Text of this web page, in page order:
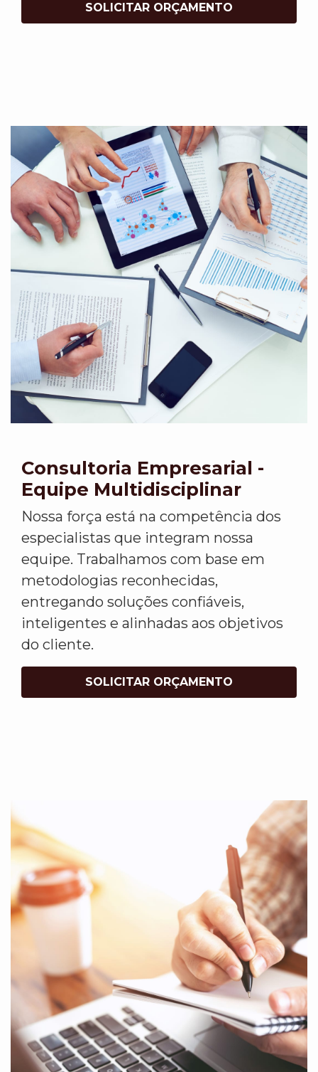
SOLICITAR ORÇAMENTO
Consultoria Empresarial -
Equipe Multidisciplinar
Nossa força está na competência dos
especialistas que integram nossa
equipe. Trabalhamos com base em
metodologias reconhecidas,
entregando soluções confiáveis,
inteligentes e alinhadas aos objetivos
do cliente.
SOLICITAR ORÇAMENTO